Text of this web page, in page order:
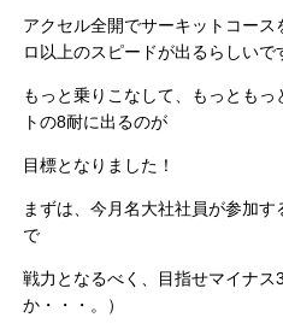
アクセル全開でサーキットコー
ロ以上のスピードが出るらしいで
もっと乗りこなして、もっとも
トの8耐に出るのが
目標となりました！
まずは、今月名大社社員が参加す
で
戦力となるべく、目指せマイナ
か・・・。）